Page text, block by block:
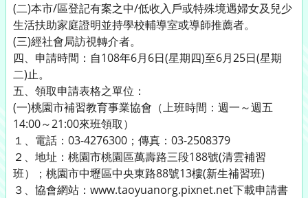
(二)本市/區登記有案之中/低收入戶或特殊境遇婦女及兒少
生活扶助家庭證明並持學校輔導室或導師推薦者。
(三)經社會局訪視轉介者。
四、申請時間：自108年6月6日(星期四)至6月25日(星期
二)止。
五、領取申請表格之單位：
(一)桃園市補習教育事業協會（上班時間：週一～週五
14:00～21:00來班領取）
１、電話：03-4276300；傳真：03-2508379
２、地址：桃園市桃園區萬壽路三段188號(清雲補習
班）；桃園市中壢區中央東路88號13樓(新生補習班)
３、協會網站：www.taoyuanorg.pixnet.net下載申請書